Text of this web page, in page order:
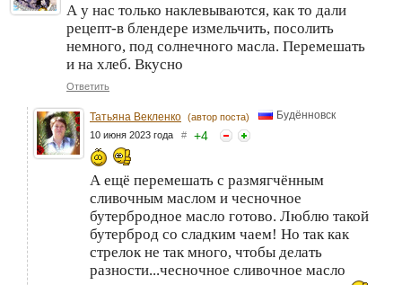
А у нас только наклевываются, как то дали
рецепт-в блендере измельчить, посолить
немного, под солнечного масла. Перемешать
и на хлеб. Вкусно
Ответить
Татьяна Векленко (автор поста) Будённовск
10 июня 2023 года # +4
А ещё перемешать с размягчённым
сливочным маслом и чесночное
бутербродное масло готово. Люблю такой
бутерброд со сладким чаем! Но так как
стрелок не так много, чтобы делать
разности...чесночное сливочное масло